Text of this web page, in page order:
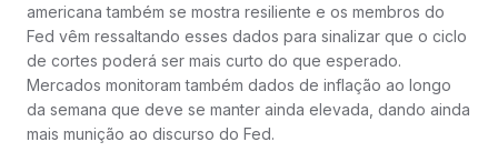
americana também se mostra resiliente e os membros do
Fed vêm ressaltando esses dados para sinalizar que o ciclo
de cortes poderá ser mais curto do que esperado.
Mercados monitoram também dados de inflação ao longo
da semana que deve se manter ainda elevada, dando ainda
mais munição ao discurso do Fed.